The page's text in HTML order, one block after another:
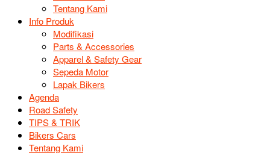
Tentang Kami
Info Produk
Modifikasi
Parts & Accessories
Apparel & Safety Gear
Sepeda Motor
Lapak Bikers
Agenda
Road Safety
TIPS & TRIK
Bikers Cars
Tentang Kami